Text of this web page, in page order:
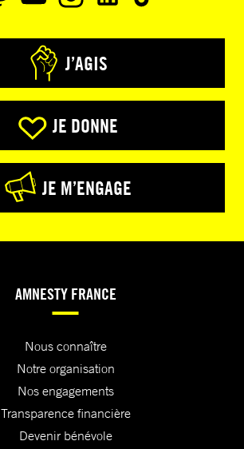
J’AGIS
JE DONNE
JE M’ENGAGE
AMNESTY FRANCE
Nous connaître
Notre organisation
Nos engagements
Transparence financière
Devenir bénévole